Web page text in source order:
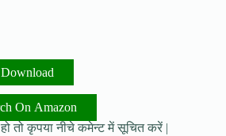
Download
On Amazon
तो कृपया नीचे कमेन्ट में सूचित करें |